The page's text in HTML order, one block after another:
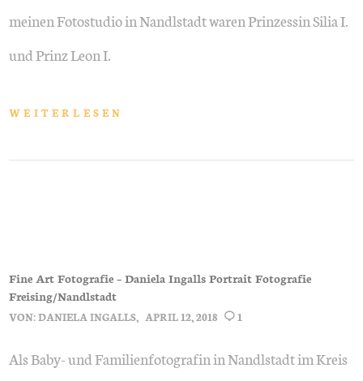
meinen Fotostudio in Nandlstadt waren Prinzessin Silia I.
und Prinz Leon I.
WEITERLESEN
Fine Art Fotografie – Daniela Ingalls Portrait Fotografie
Freising/Nandlstadt
VON:DANIELA INGALLS APRIL 12, 2018 1
Als Baby- und Familienfotografin in Nandlstadt im Kreis